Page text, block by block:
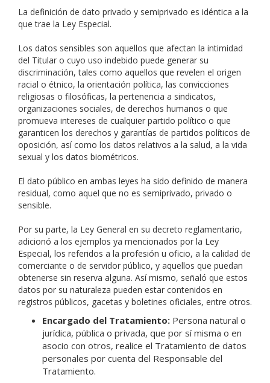
La definición de dato privado y semiprivado es idéntica a la
que trae la Ley Especial.
Los datos sensibles son aquellos que afectan la intimidad
del Titular o cuyo uso indebido puede generar su
discriminación, tales como aquellos que revelen el origen
racial o étnico, la orientación política, las convicciones
religiosas o filosóficas, la pertenencia a sindicatos,
organizaciones sociales, de derechos humanos o que
promueva intereses de cualquier partido político o que
garanticen los derechos y garantías de partidos políticos de
oposición, así como los datos relativos a la salud, a la vida
sexual y los datos biométricos.
El dato público en ambas leyes ha sido definido de manera
residual, como aquel que no es semiprivado, privado o
sensible.
Por su parte, la Ley General en su decreto reglamentario,
adicionó a los ejemplos ya mencionados por la Ley
Especial, los referidos a la profesión u oficio, a la calidad de
comerciante o de servidor público, y aquellos que puedan
obtenerse sin reserva alguna. Así mismo, señaló que estos
datos por su naturaleza pueden estar contenidos en
registros públicos, gacetas y boletines oficiales, entre otros.
Encargado del Tratamiento: Persona natural o
jurídica, pública o privada, que por sí misma o en
asocio con otros, realice el Tratamiento de datos
personales por cuenta del Responsable del
Tratamiento.